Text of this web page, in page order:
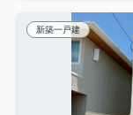
新築一戸建